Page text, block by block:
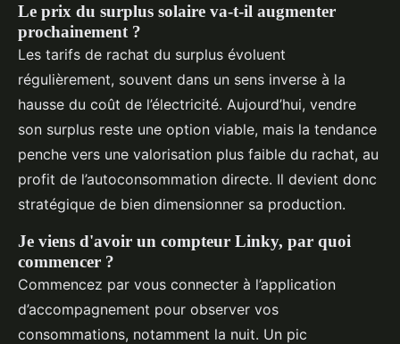
Le prix du surplus solaire va-t-il augmenter
prochainement ?
Les tarifs de rachat du surplus évoluent
régulièrement, souvent dans un sens inverse à la
hausse du coût de l’électricité. Aujourd’hui, vendre
son surplus reste une option viable, mais la tendance
penche vers une valorisation plus faible du rachat, au
profit de l’autoconsommation directe. Il devient donc
stratégique de bien dimensionner sa production.
Je viens d'avoir un compteur Linky, par quoi
commencer ?
Commencez par vous connecter à l’application
d’accompagnement pour observer vos
consommations, notamment la nuit. Un pic